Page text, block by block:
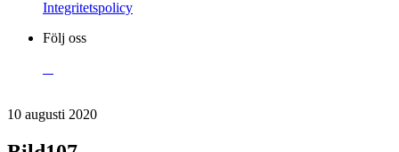
Integritetspolicy
Följ oss
10 augusti 2020